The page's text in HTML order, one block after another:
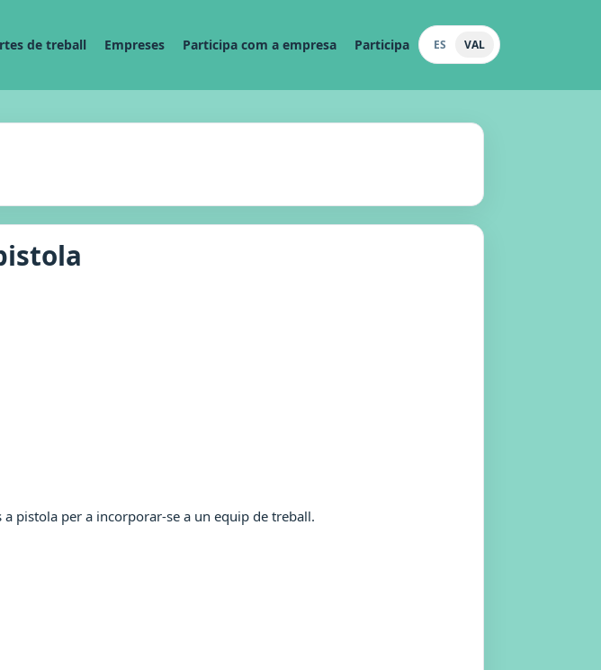
de treball Empreses Participa com a empresa Participa ES VAL
pistola per a incorporar-se a un equip de treball.